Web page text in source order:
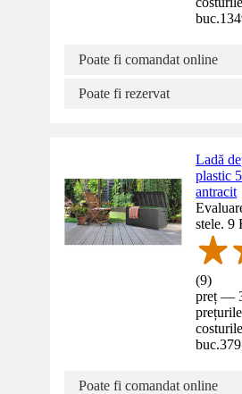
buc.
Poate fi comandat online
Poate fi rezervat
Ladă
plastic
antracit
stele. 9
(9)
preț —
buc.
Poate fi comandat online